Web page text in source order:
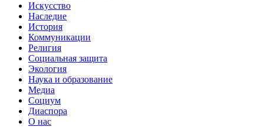
Искусство
Наследие
История
Коммуникации
Религия
Социальная защита
Экология
Наука и образование
Медиа
Социум
Диаспора
О нас